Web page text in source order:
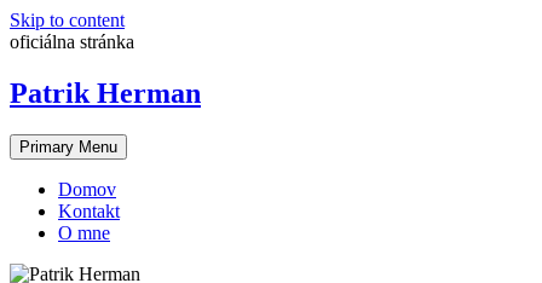
Skip to content
oficiálna stránka
Patrik Herman
Primary Menu
Domov
Kontakt
O mne